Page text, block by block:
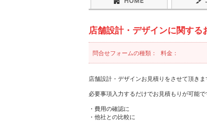
店舗設計・デザインに関する
問合せフォームの種類： 料金：
店舗設計・デザインお見積りをさせて頂きま
必要事項入力するだけでお見積もりが可能で
・費用の確認に
・他社との比較に